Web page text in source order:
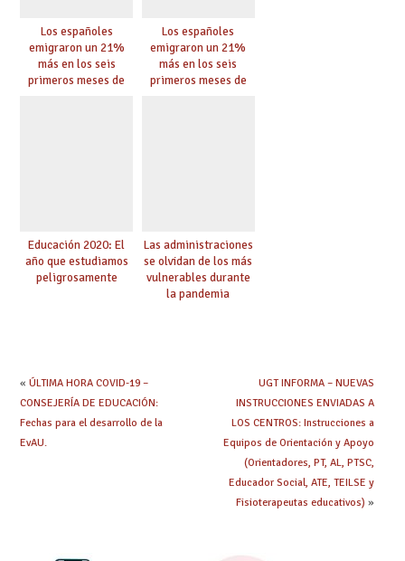
Los españoles
emigraron un 21%
más en los seis
primeros meses de
Los españoles
emigraron un 21%
más en los seis
primeros meses de
Educación 2020: El
año que estudiamos
peligrosamente
Las administraciones
se olvidan de los más
vulnerables durante
la pandemia
« ÚLTIMA HORA COVID-19 –
CONSEJERÍA DE EDUCACIÓN:
Fechas para el desarrollo de la
EvAU.
UGT INFORMA – NUEVAS
INSTRUCCIONES ENVIADAS A
LOS CENTROS: Instrucciones a
Equipos de Orientación y Apoyo
(Orientadores, PT, AL, PTSC,
Educador Social, ATE, TEILSE y
Fisioterapeutas educativos) »